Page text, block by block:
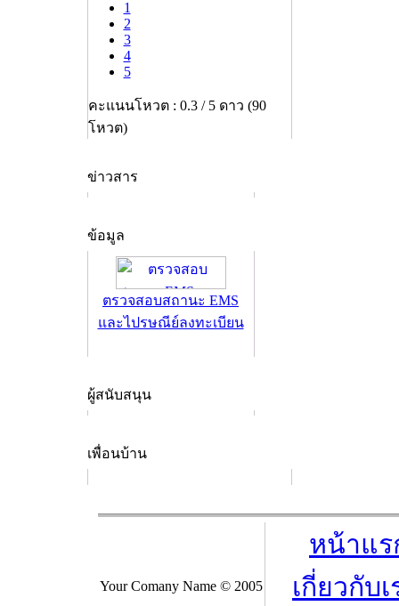
1
2
3
4
5
คะแนนโหวต : 0.3 / 5 ดาว (90
โหวต)
ข่าวสาร
ข้อมูล
ตรวจสอบสถานะ EMS
และไปรษณีย์ลงทะเบียน
ผู้สนับสนุน
เพื่อนบ้าน
Your Comany Name © 2005
หน้าแร
เกี่ยวกับเ